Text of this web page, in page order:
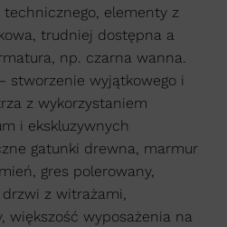
elementy z
trudniej dostępna a
np. czarna wanna.
stworzenie wyjątkowego i
z wykorzystaniem
i ekskluzywnych
gatunki drewna, marmur
gres polerowany,
drzwi z witrażami,
większość wyposażenia na